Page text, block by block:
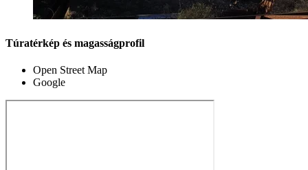
Túratérkép és magasságprofil
Open Street Map
Google